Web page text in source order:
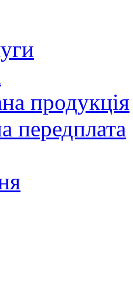
продукція
передплата